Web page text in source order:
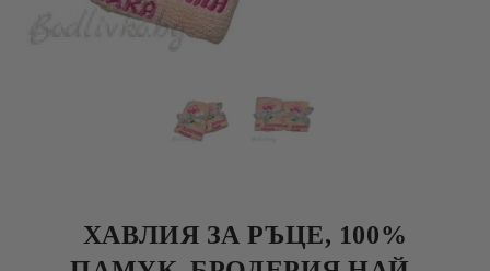
ХАВЛИЯ ЗА РЪЦЕ, 100%